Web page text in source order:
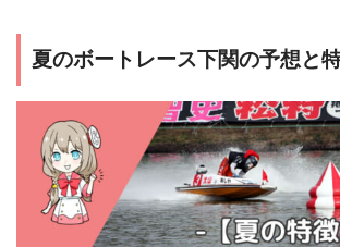
夏のボートレース下関の予想と